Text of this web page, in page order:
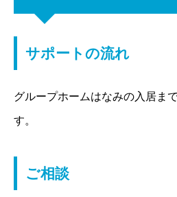
サポートの流れ
グループホームはなみの入居ま
す。
ご相談